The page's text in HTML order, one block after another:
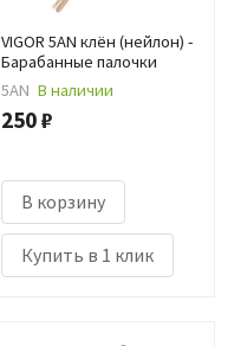
VIGOR 5AN клён (нейлон) -
Барабанные палочки
5AN В наличии
250 ₽
В корзину
Купить в 1 клик